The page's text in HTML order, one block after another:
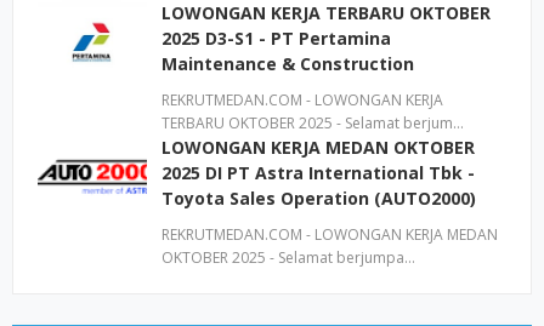
LOWONGAN KERJA TERBARU OKTOBER
2025 D3-S1 - PT Pertamina
Maintenance & Construction
REKRUTMEDAN.COM - LOWONGAN KERJA
TERBARU OKTOBER 2025 - Selamat berjum…
LOWONGAN KERJA MEDAN OKTOBER
2025 DI PT Astra International Tbk -
Toyota Sales Operation (AUTO2000)
REKRUTMEDAN.COM - LOWONGAN KERJA MEDAN
OKTOBER 2025 - Selamat berjumpa…